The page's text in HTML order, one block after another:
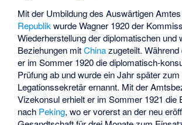
Mit der Umbildung des Auswärtigen
Republik wurde Wagner 1920 der
Wiederherstellung der diplomatischen und
Beziehungen mitChinazugeteilt.
er im Sommer 1920 die diplomatisch-
Prüfung ab und wurde ein Jahr später zum
Legationssekretär ernannt. Mit der
Vizekonsul erhielt er im Sommer 1921 die
nach Peking, wo er vorerst an der neu